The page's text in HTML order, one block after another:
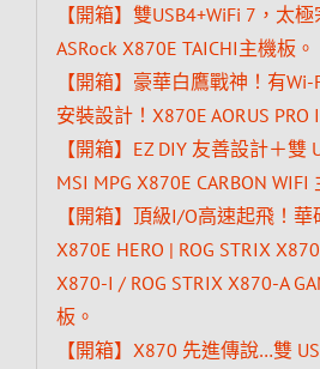
【開箱】雙USB4+WiFi 7，太
ASRock X870E TAICHI主機板。
【開箱】豪華白鷹戰神！有
安裝設計！X870E AORUS PRO
【開箱】EZ DIY 友善設計＋雙
MSI MPG X870E CARBON WIFI
【開箱】頂級I/O高速起飛！華
X870E HERO | ROG STRIX
X870-I / ROG STRIX X870-A
板。
【開箱】X870 先進傳說…雙